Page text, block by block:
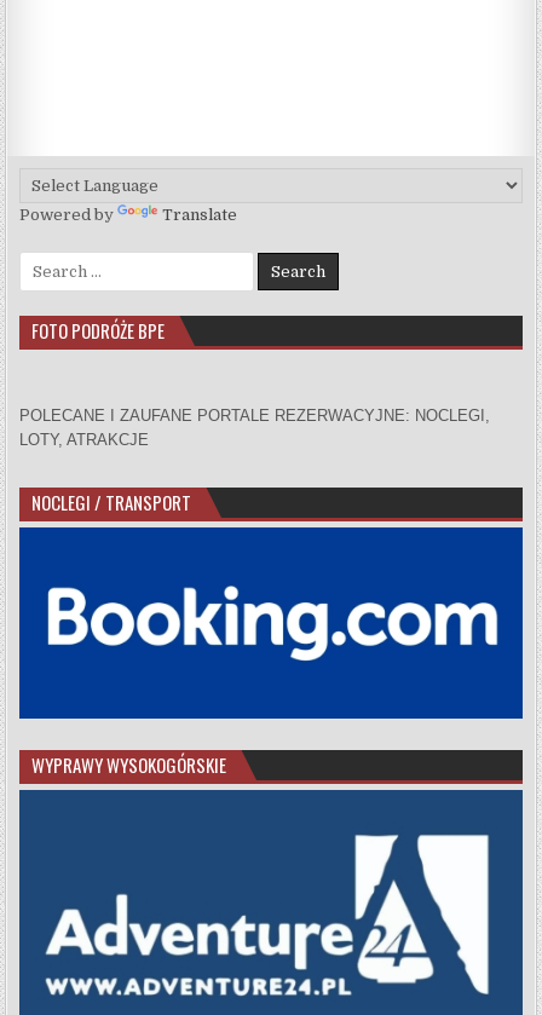
Powered by Translate
Search for:
FOTO PODRÓŻE BPE
POLECANE I ZAUFANE PORTALE REZERWACYJNE: NOCLEGI,
LOTY, ATRAKCJE
NOCLEGI / TRANSPORT
WYPRAWY WYSOKOGÓRSKIE